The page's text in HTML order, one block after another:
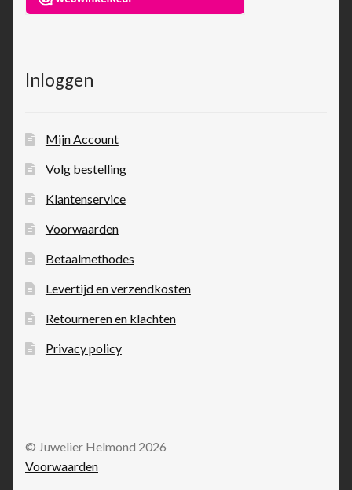
Inloggen
Mijn Account
Volg bestelling
Klantenservice
Voorwaarden
Betaalmethodes
Levertijd en verzendkosten
Retourneren en klachten
Privacy policy
© Juwelier Helmond 2026
Voorwaarden